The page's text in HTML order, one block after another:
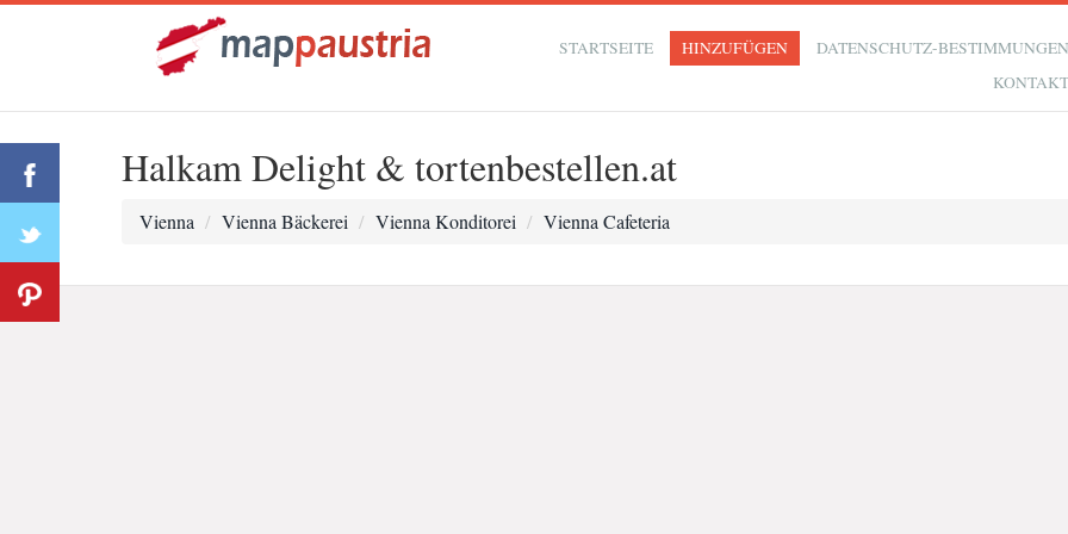
STARTSEITE HINZUFÜGEN
DATENSCHUTZ-
Halkam Delight & tortenbestellen.at
Vienna Vienna Bäckerei Vienna Konditorei Vienna Cafeteria